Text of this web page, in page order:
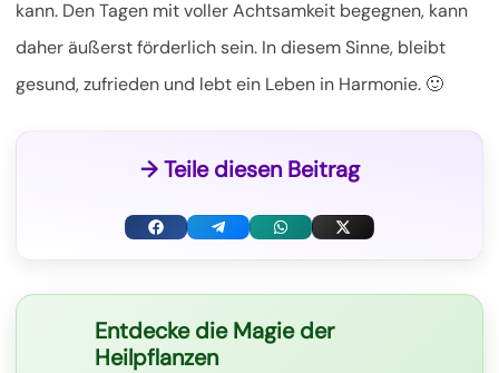
kann. Den Tagen mit voller Achtsamkeit begegnen, kann
daher äußerst förderlich sein. In diesem Sinne, bleibt
gesund, zufrieden und lebt ein Leben in Harmonie. 🙂
→ Teile diesen Beitrag
F
e
T
W
X
Entdecke die Magie der
Heilpflanzen